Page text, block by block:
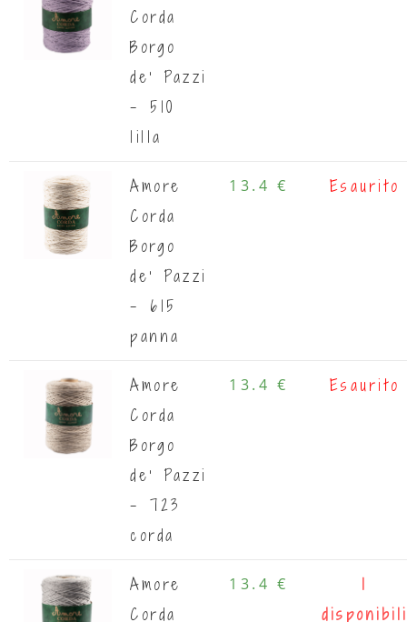
Corda
Borgo
de' Pazzi
- 510
lilla
Amore
Corda
Borgo
de' Pazzi
- 615
panna
13.4 € Esaurito
Amore
Corda
Borgo
de' Pazzi
- 723
corda
13.4 € Esaurito
Amore
Corda
13.4 €
1
disponibili